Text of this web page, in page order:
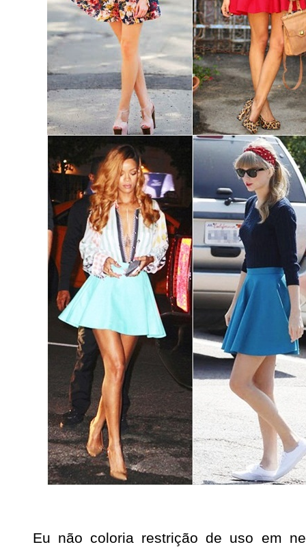
Eu não coloria restrição de uso em